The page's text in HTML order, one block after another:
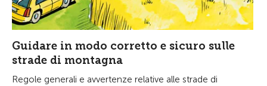
Guidare in modo corretto e sicuro sulle
strade di montagna
Regole generali e avvertenze relative alle strade di